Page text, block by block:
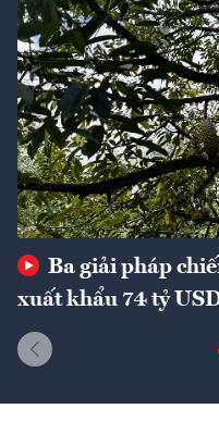
Ba giải pháp
xuất khẩu 74 tỷ